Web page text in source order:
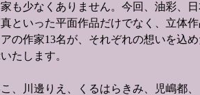
も少なくありません。今回、油彩、
といった平面作品だけでなく、立体
の作家13名が、それぞれの想いを込
たします。
、川邊りえ、くるはらきみ、児嶋都